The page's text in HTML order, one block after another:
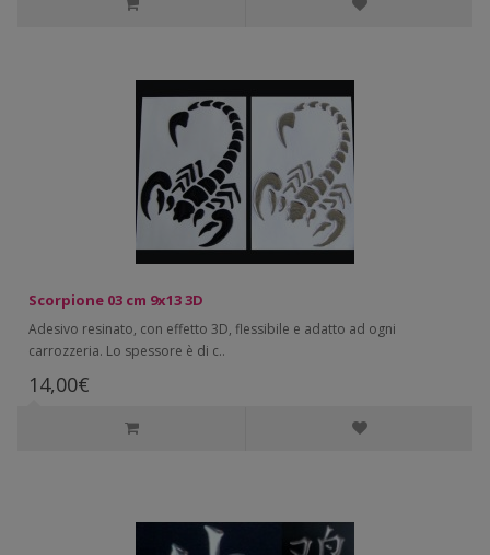
Scorpione 03 cm 9x13 3D
Adesivo resinato, con effetto 3D, flessibile e adatto ad ogni
carrozzeria. Lo spessore è di c..
14,00€